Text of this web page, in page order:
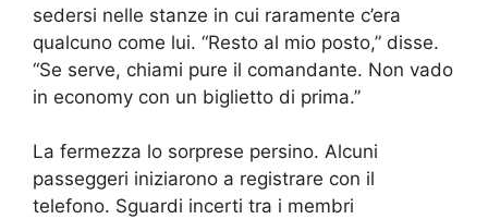
sedersi nelle stanze in cui raramente c’era
qualcuno come lui. “Resto al mio posto,” disse.
“Se serve, chiami pure il comandante. Non vado
in economy con un biglietto di prima.”
La fermezza lo sorprese persino. Alcuni
passeggeri iniziarono a registrare con il
telefono. Sguardi incerti tra i membri